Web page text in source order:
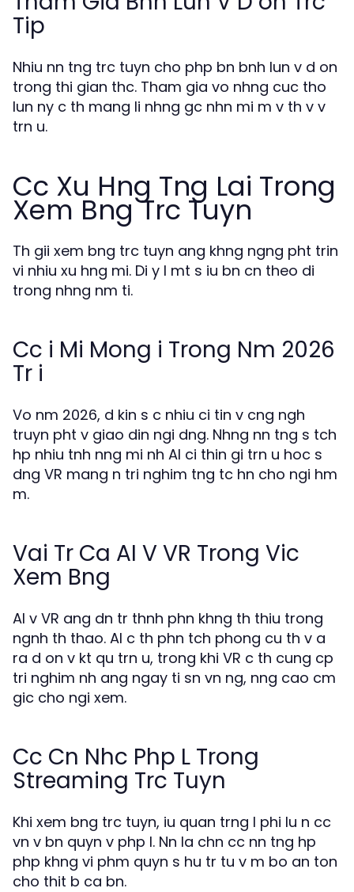
Tip
Nhiu nn tng trc tuyn cho php bn bnh lun v d on
trong thi gian thc. Tham gia vo nhng cuc tho
lun ny c th mang li nhng gc nhn mi m v th v v
trn u.
Cc Xu Hng Tng Lai Trong
Xem Bng Trc Tuyn
Th gii xem bng trc tuyn ang khng ngng pht trin
vi nhiu xu hng mi. Di y l mt s iu bn cn theo di
trong nhng nm ti.
Cc i Mi Mong i Trong Nm 2026
Tr i
Vo nm 2026, d kin s c nhiu ci tin v cng ngh
truyn pht v giao din ngi dng. Nhng nn tng s tch
hp nhiu tnh nng mi nh AI ci thin gi trn u hoc s
dng VR mang n tri nghim tng tc hn cho ngi hm
m.
Vai Tr Ca AI V VR Trong Vic
Xem Bng
AI v VR ang dn tr thnh phn khng th thiu trong
ngnh th thao. AI c th phn tch phong cu th v a
ra d on v kt qu trn u, trong khi VR c th cung cp
tri nghim nh ang ngay ti sn vn ng, nng cao cm
gic cho ngi xem.
Cc Cn Nhc Php L Trong
Streaming Trc Tuyn
Khi xem bng trc tuyn, iu quan trng l phi lu n cc
vn v bn quyn v php l. Nn la chn cc nn tng hp
php khng vi phm quyn s hu tr tu v m bo an ton
cho thit b ca bn.